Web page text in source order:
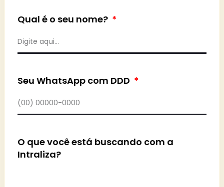
Qual é o seu nome?
Seu WhatsApp com DDD
O que você está buscando com a
Intraliza?